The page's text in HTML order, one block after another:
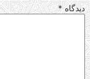
دیدگاه*